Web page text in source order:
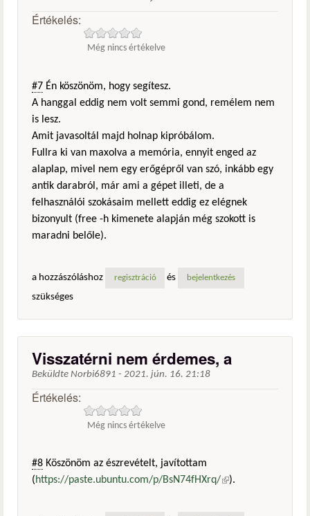
Értékelés:
Még nincs értékelve
#7 Én köszönöm, hogy segítesz.
A hanggal eddig nem volt semmi gond, remélem nem
is lesz.
Amit javasoltál majd holnap kipróbálom.
Fullra ki van maxolva a memória, ennyit enged az
alaplap, mivel nem egy erőgépről van szó, inkább egy
antik darabról, már ami a gépet illeti, de a
felhasználói szokásaim mellett eddig ez elégnek
bizonyult (free -h kimenete alapján még szokott is
maradni belőle).
a hozzászóláshoz regisztráció és bejelentkezés
szükséges
Visszatérni nem érdemes, a
Beküldte Norbi6891 - 2021. jún. 16. 21:18
Értékelés:
Még nincs értékelve
#8 Köszönöm az észrevételt, javítottam
(https://paste.ubuntu.com/p/BsN74fHXrq/(külső
).